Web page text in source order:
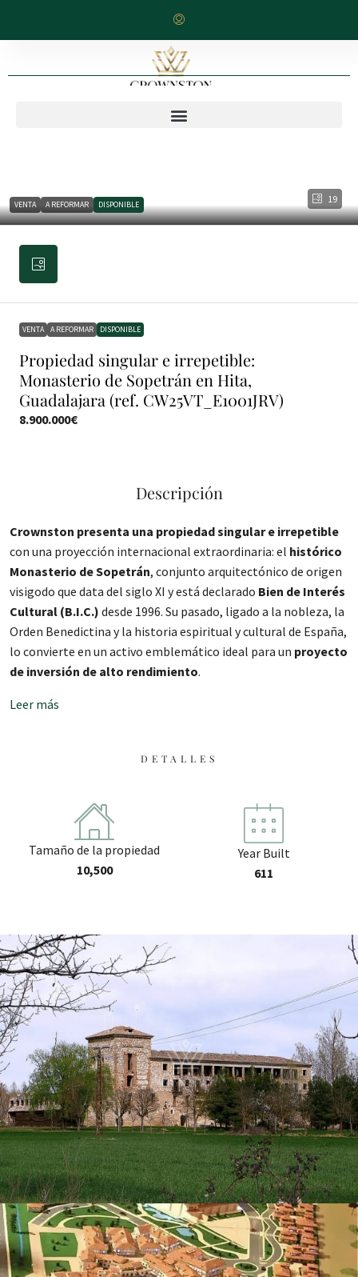
19
VENTA A REFORMAR DISPONIBLE
VENTA A REFORMAR DISPONIBLE
Propiedad singular e irrepetible:
Monasterio de Sopetrán en Hita,
Guadalajara (ref. CW25VT_E1001JRV)
8.900.000€
Descripción
Crownston presenta una propiedad singular e irrepetible
con una proyección internacional extraordinaria: el histórico
Monasterio de Sopetrán, conjunto arquitectónico de origen
visigodo que data del siglo XI y está declarado Bien de Interés
Cultural (B.I.C.) desde 1996. Su pasado, ligado a la nobleza, la
Orden Benedictina y la historia espiritual y cultural de España,
lo convierte en un activo emblemático ideal para un proyecto
de inversión de alto rendimiento.
Leer más
DETALLES
Tamaño de la propiedad
10,500
Year Built
611